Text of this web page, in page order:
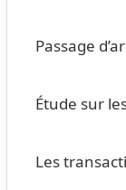
Passage
Étude sur
Les